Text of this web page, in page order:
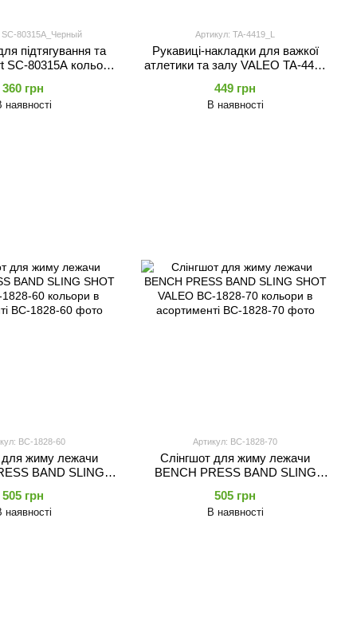
SC-80315A_Черный
підтягування та
SC-80315A кольори
360 грн
наявності
Артикул: TA-4419_L
Рукавиці-накладки для важкої
атлетики та залу VALEO TA-4419
449 грн
В наявності
BC-1828-60
для жиму лежачи
BAND SLING
505 грн
наявності
Артикул: BC-1828-70
Слінгшот для жиму лежачи
BENCH PRESS BAND SLING
кольори в асортименті
505 грн
В наявності